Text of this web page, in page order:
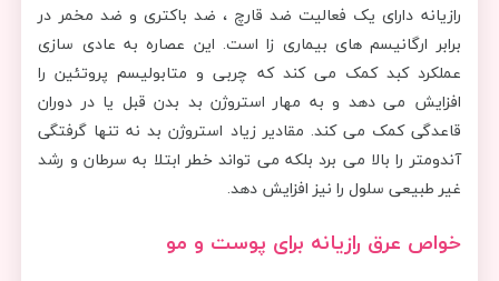
رازیانه دارای یک فعالیت ضد قارچ ، ضد باکتری و ضد مخمر در
برابر ارگانیسم های بیماری زا است. این عصاره به عادی سازی
عملکرد کبد کمک می کند که چربی و متابولیسم پروتئین را
افزایش می دهد و به مهار استروژن بد بدن قبل یا در دوران
قاعدگی کمک می کند. مقادیر زیاد استروژن بد نه تنها گرفتگی
آندومتر را بالا می برد بلکه می تواند خطر ابتلا به سرطان و رشد
غیر طبیعی سلول را نیز افزایش دهد.
خواص عرق رازیانه برای پوست و مو